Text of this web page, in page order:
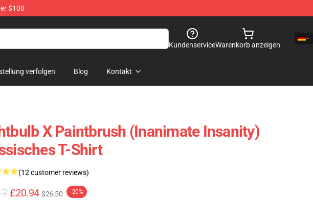
$100
KundenserviceWarenkorb anzeigen
verfolgen Blog Kontakt
X Paintbrush (Inanimate Insanity)
T-Shirt
(12 customer reviews)
£20.94 $26.50 -20%